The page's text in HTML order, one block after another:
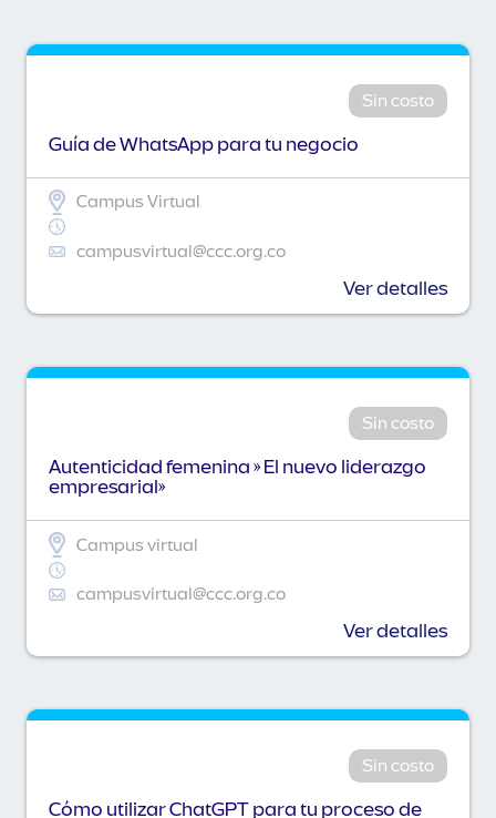
Sin costo
Guía de WhatsApp para tu negocio
Campus Virtual
campusvirtual@ccc.org.co
Ver detalles
Sin costo
Autenticidad femenina » El nuevo liderazgo
empresarial»
Campus virtual
campusvirtual@ccc.org.co
Ver detalles
Sin costo
Cómo utilizar ChatGPT para tu proceso de